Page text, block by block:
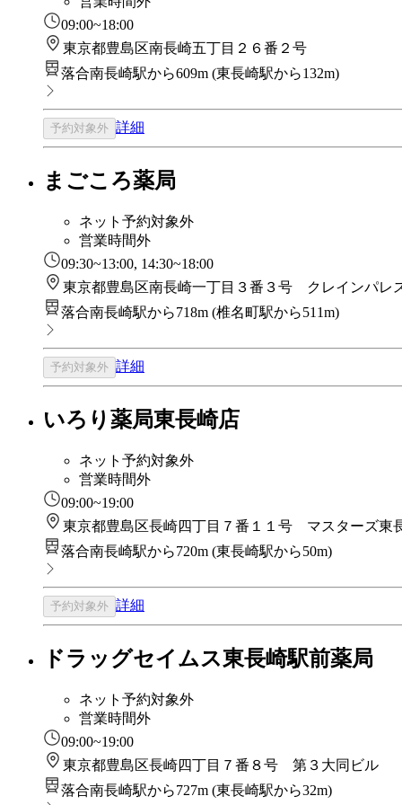
09:00~18:00
東京都豊島区南長崎五丁目２６番２号
落合南長崎駅から609m (東長崎駅から132m)
予約対象外 詳細
まごころ薬局
ネット予約対象外
営業時間外
09:30~13:00, 14:30~18:00
東京都豊島区南長崎一丁目３番３号 クレインパレ
落合南長崎駅から718m (椎名町駅から511m)
予約対象外 詳細
いろり薬局東長崎店
ネット予約対象外
営業時間外
09:00~19:00
東京都豊島区長崎四丁目７番１１号 マスターズ東
落合南長崎駅から720m (東長崎駅から50m)
予約対象外 詳細
ドラッグセイムス東長崎駅前薬局
ネット予約対象外
営業時間外
09:00~19:00
東京都豊島区長崎四丁目７番８号 第３大同ビル
落合南長崎駅から727m (東長崎駅から32m)